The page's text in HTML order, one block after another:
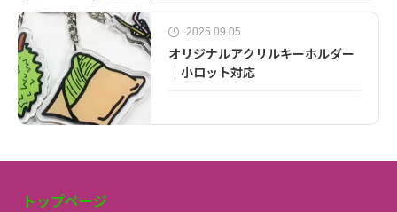
2025.09.05
オリジナルアクリルキーホルダー
｜小ロット対応
トップページ